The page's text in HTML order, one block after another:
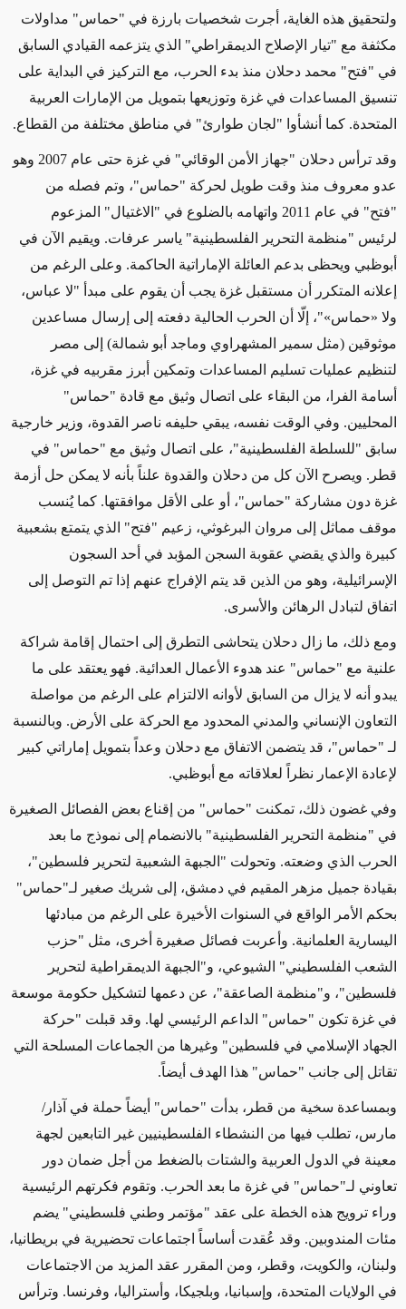
ولتحقيق هذه الغاية، أجرت شخصيات بارزة في "حماس" مداولات
مكثفة مع "تيار الإصلاح الديمقراطي" الذي يتزعمه القيادي السابق
في "فتح" محمد دحلان منذ بدء الحرب، مع التركيز في البداية على
تنسيق المساعدات في غزة وتوزيعها بتمويل من الإمارات العربية
المتحدة. كما أنشأوا "لجان طوارئ" في مناطق مختلفة من القطاع.
وقد ترأس دحلان "جهاز الأمن الوقائي" في غزة حتى عام 2007 وهو
عدو معروف منذ وقت طويل لحركة "حماس"، وتم فصله من
"فتح" في عام 2011 واتهامه بالضلوع في "الاغتيال" المزعوم
لرئيس "منظمة التحرير الفلسطينية" ياسر عرفات. ويقيم الآن في
أبوظبي ويحظى بدعم العائلة الإماراتية الحاكمة. وعلى الرغم من
إعلانه المتكرر أن مستقبل غزة يجب أن يقوم على مبدأ "لا عباس،
ولا «حماس»"، إلّا أن الحرب الحالية دفعته إلى إرسال مساعدين
موثوقين (مثل سمير المشهراوي وماجد أبو شمالة) إلى مصر
لتنظيم عمليات تسليم المساعدات وتمكين أبرز مقربيه في غزة،
أسامة الفرا، من البقاء على اتصال وثيق مع قادة "حماس"
المحليين. وفي الوقت نفسه، يبقي حليفه ناصر القدوة، وزير خارجية
سابق "للسلطة الفلسطينية"، على اتصال وثيق مع "حماس" في
قطر. ويصرح الآن كل من دحلان والقدوة علناً بأنه لا يمكن حل أزمة
غزة دون مشاركة "حماس"، أو على الأقل موافقتها. كما يُنسب
موقف مماثل إلى مروان البرغوثي، زعيم "فتح" الذي يتمتع بشعبية
كبيرة والذي يقضي عقوبة السجن المؤبد في أحد السجون
الإسرائيلية، وهو من الذين قد يتم الإفراج عنهم إذا تم التوصل إلى
اتفاق لتبادل الرهائن والأسرى.
ومع ذلك، ما زال دحلان يتحاشى التطرق إلى احتمال إقامة شراكة
علنية مع "حماس" عند هدوء الأعمال العدائية. فهو يعتقد على ما
يبدو أنه لا يزال من السابق لأوانه الالتزام على الرغم من مواصلة
التعاون الإنساني والمدني المحدود مع الحركة على الأرض. وبالنسبة
لـ "حماس"، قد يتضمن الاتفاق مع دحلان وعداً بتمويل إماراتي كبير
لإعادة الإعمار نظراً لعلاقاته مع أبوظبي.
وفي غضون ذلك، تمكنت "حماس" من إقناع بعض الفصائل الصغيرة
في "منظمة التحرير الفلسطينية" بالانضمام إلى نموذج ما بعد
الحرب الذي وضعته. وتحولت "الجبهة الشعبية لتحرير فلسطين"،
بقيادة جميل مزهر المقيم في دمشق، إلى شريك صغير لـ"حماس"
بحكم الأمر الواقع في السنوات الأخيرة على الرغم من مبادئها
اليسارية العلمانية. وأعربت فصائل صغيرة أخرى، مثل "حزب
الشعب الفلسطيني" الشيوعي، و"الجبهة الديمقراطية لتحرير
فلسطين"، و"منظمة الصاعقة"، عن دعمها لتشكيل حكومة موسعة
في غزة تكون "حماس" الداعم الرئيسي لها. وقد قبلت "حركة
الجهاد الإسلامي في فلسطين" وغيرها من الجماعات المسلحة التي
تقاتل إلى جانب "حماس" هذا الهدف أيضاً.
وبمساعدة سخية من قطر، بدأت "حماس" أيضاً حملة في آذار/
مارس، تطلب فيها من النشطاء الفلسطينيين غير التابعين لجهة
معينة في الدول العربية والشتات بالضغط من أجل ضمان دور
تعاوني لـ"حماس" في غزة ما بعد الحرب. وتقوم فكرتهم الرئيسية
وراء ترويج هذه الخطة على عقد "مؤتمر وطني فلسطيني" يضم
مئات المندوبين. وقد عُقدت أساساً اجتماعات تحضيرية في بريطانيا،
ولبنان، والكويت، وقطر، ومن المقرر عقد المزيد من الاجتماعات
في الولايات المتحدة، وإسبانيا، وبلجيكا، وأستراليا، وفرنسا. وترأس